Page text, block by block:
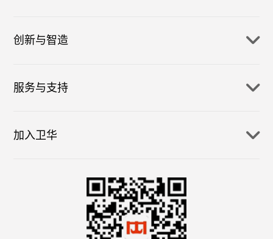
创新与智造
服务与支持
加入卫华